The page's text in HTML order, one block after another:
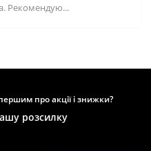
Рекомендую...
про акції і знижки?
розсилку